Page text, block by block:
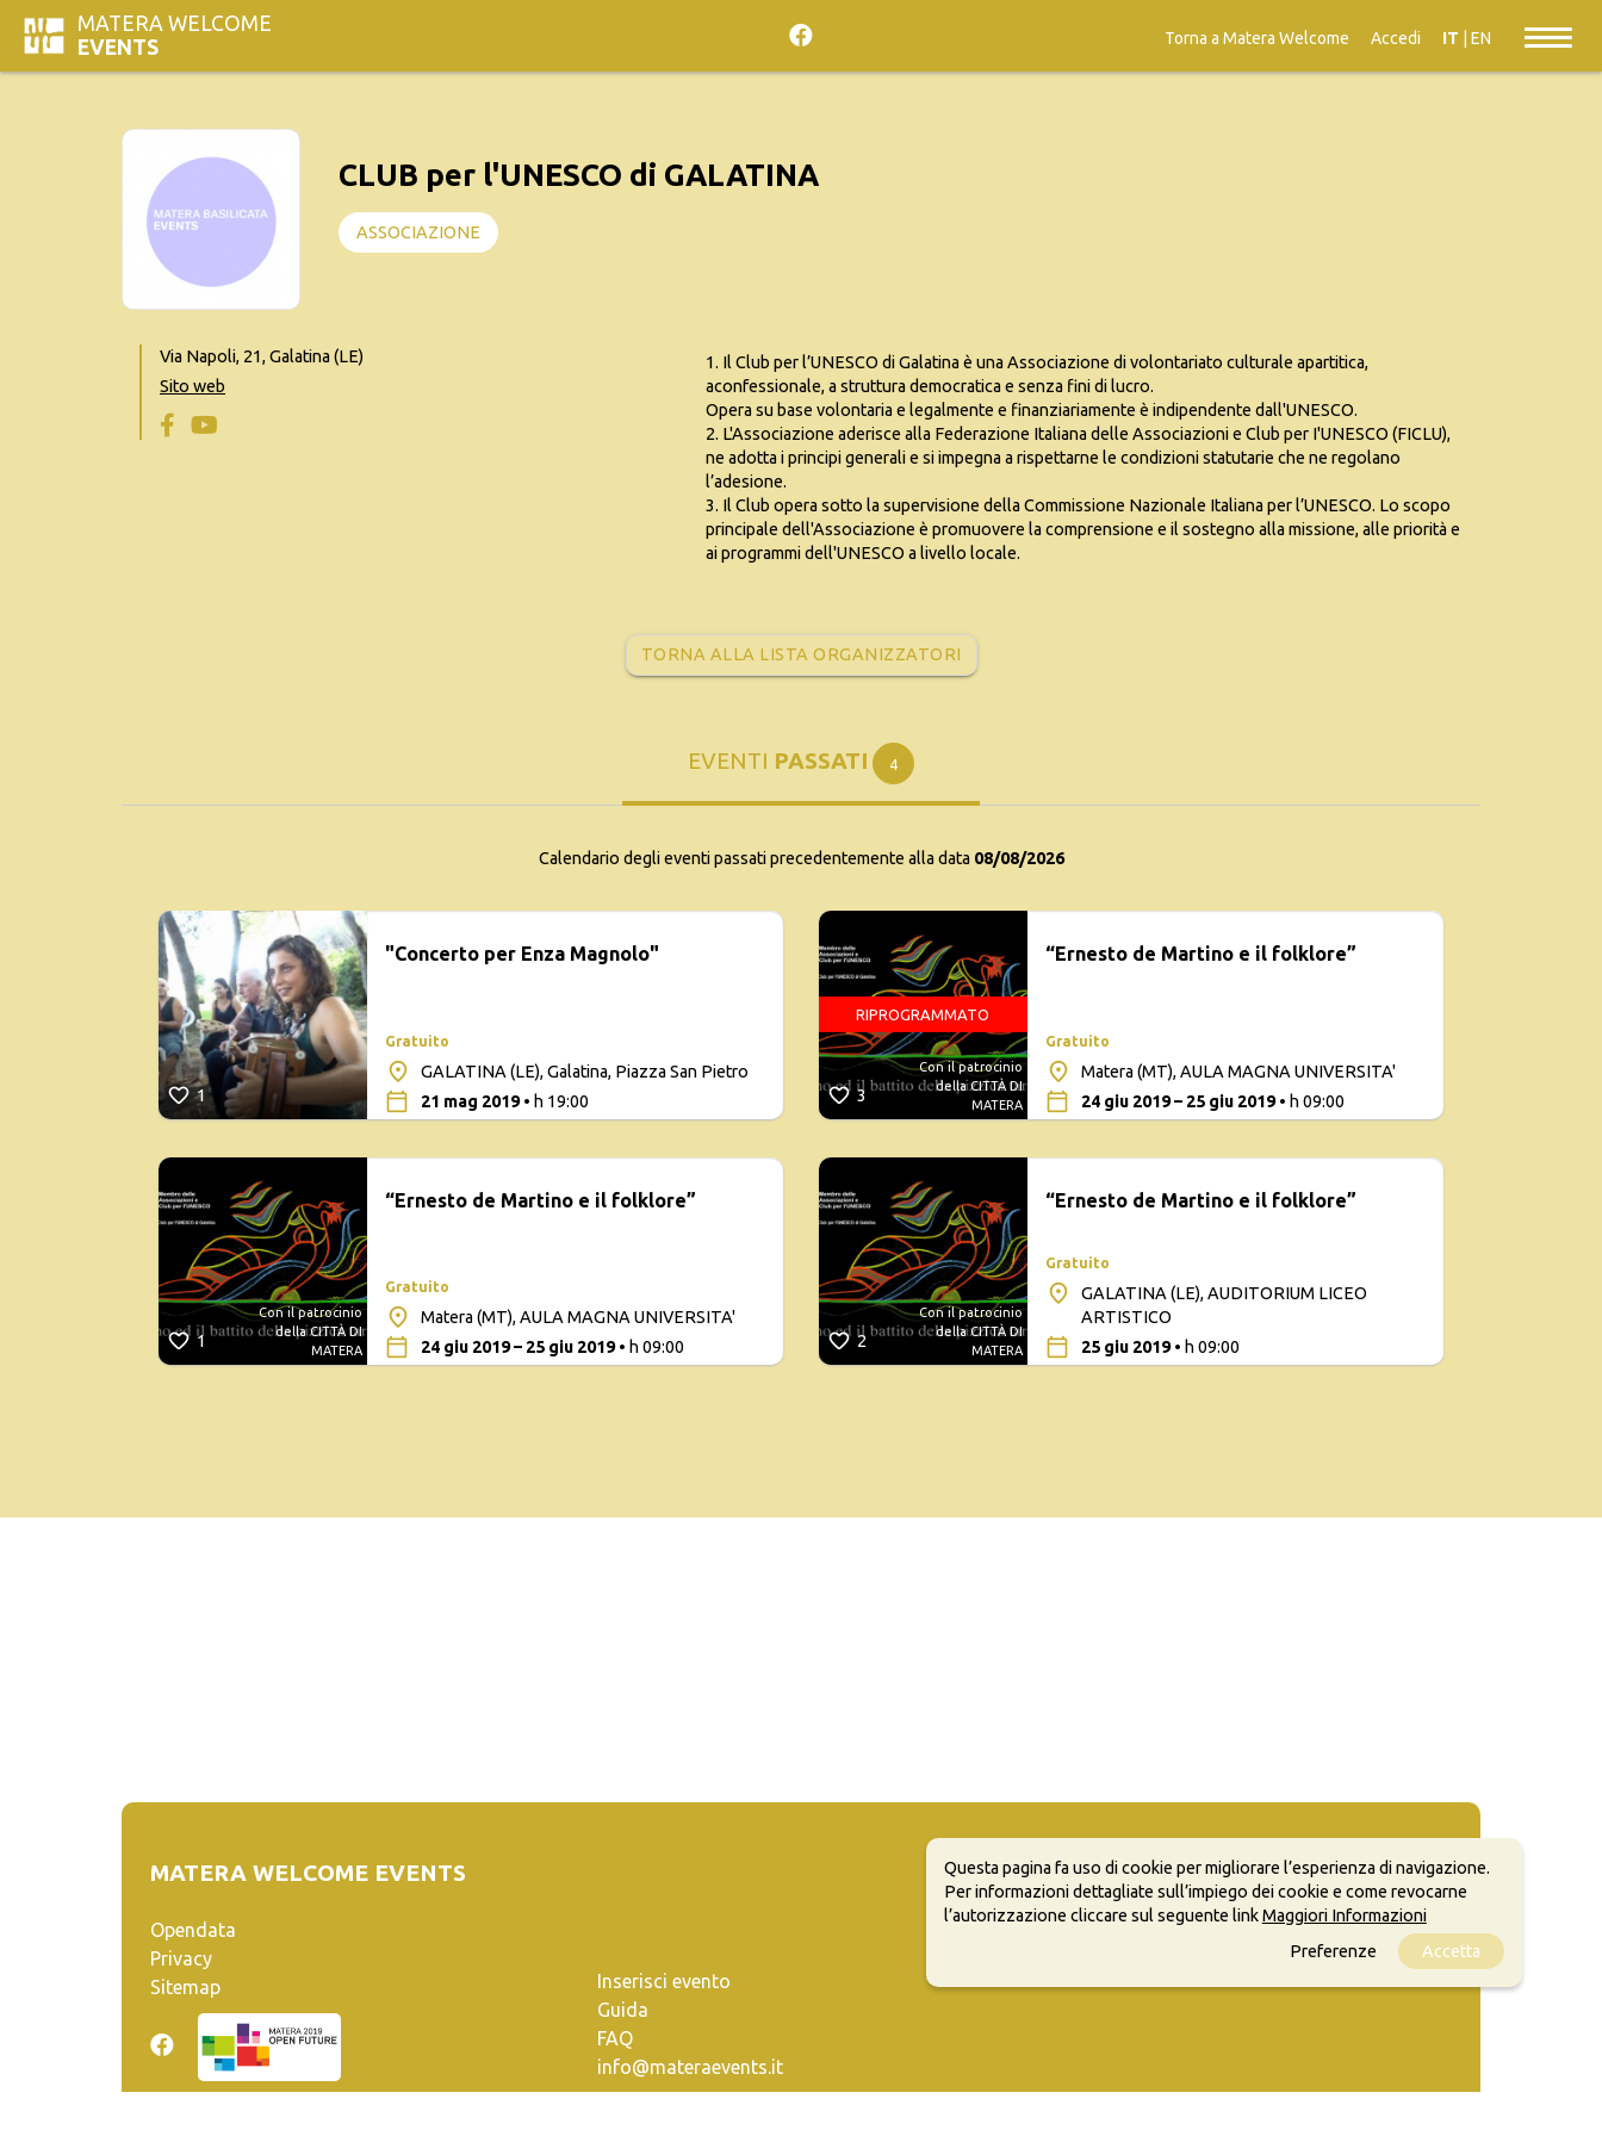
MATERA WELCOME
EVENTS
Torna a Matera Welcome Accedi IT EN
CLUB per l'UNESCO di GALATINA
ASSOCIAZIONE
Via Napoli, 21, Galatina (LE)
Sito web
1. Il Club per l’UNESCO di Galatina è una Associazione di volontariato culturale apartitica,
aconfessionale, a struttura democratica e senza fini di lucro.
Opera su base volontaria e legalmente e finanziariamente è indipendente dall'UNESCO.
2. L'Associazione aderisce alla Federazione Italiana delle Associazioni e Club per I'UNESCO (FICLU),
ne adotta i principi generali e si impegna a rispettarne le condizioni statutarie che ne regolano
l’adesione.
3. Il Club opera sotto la supervisione della Commissione Nazionale Italiana per l’UNESCO. Lo scopo
principale dell'Associazione è promuovere la comprensione e il sostegno alla missione, alle priorità e
ai programmi dell'UNESCO a livello locale.
TORNA ALLA LISTA ORGANIZZATORI
EVENTI PASSATI 4
Calendario degli eventi passati precedentemente alla data 08/08/2026
1
"Concerto per Enza Magnolo"
Gratuito
GALATINA (LE), Galatina, Piazza San Pietro
21 mag 2019• h 19:00
1
Con il patrocinio
della CITTÀ DI
MATERA
“Ernesto de Martino e il folklore”
Gratuito
Matera (MT), AULA MAGNA UNIVERSITA'
24 giu 2019 – 25 giu 2019• h 09:00
3
RIPROGRAMMATO
Con il patrocinio
della CITTÀ DI
MATERA
“Ernesto de Martino e il folklore”
Gratuito
Matera (MT), AULA MAGNA UNIVERSITA'
24 giu 2019 – 25 giu 2019• h 09:00
2
Con il patrocinio
della CITTÀ DI
MATERA
“Ernesto de Martino e il folklore”
Gratuito
GALATINA (LE), AUDITORIUM LICEO
ARTISTICO
25 giu 2019• h 09:00
MATERA WELCOME EVENTS
Opendata
Privacy
Sitemap
Inserisci evento
Guida
FAQ
info@materaevents.it
Questa pagina fa uso di cookie per migliorare l’esperienza di navigazione.
Per informazioni dettagliate sull’impiego dei cookie e come revocarne
l’autorizzazione cliccare sul seguente linkMaggiori Informazioni
Preferenze
Accetta